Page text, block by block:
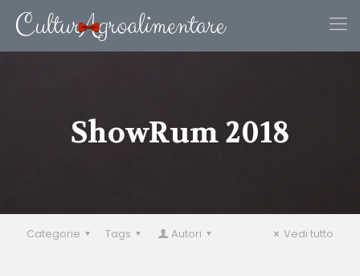
ShowRum 2018
Categorie Tags Autori Vedi tutto